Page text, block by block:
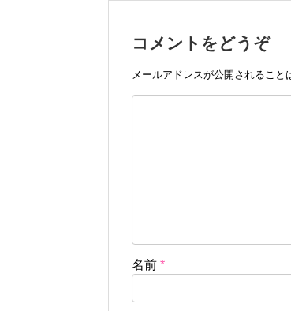
コメントをどうぞ
メールアドレスが公開されること
名前 *